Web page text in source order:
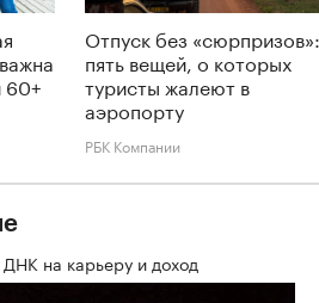
60+
Отпуск без «сюрпризов»:
пять вещей, о которых
туристы жалеют в
аэропорту
РБК Компании
ДНК на карьеру и доход